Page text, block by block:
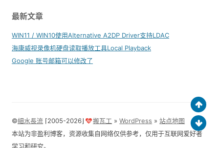
最新文章
WIN11 / WIN10使用Alternative A2DP Driver支持LDAC
海康威视录像机硬盘读取播放工具Local Playback
Google 账号邮箱可以修改了
©細水長流 ⌈2005-2026⌋ 搬瓦工 »WordPress »站点地图
本站为非盈利博客，资源收集自网络仅供参考，仅用于互联网爱好者
学习和研究。